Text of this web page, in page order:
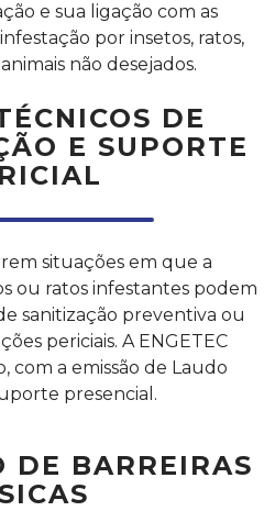
e sua ligação com as
por insetos, ratos,
não desejados.
DE
E SUPORTE
situações em que a
ou ratos infestantes podem
sanitização preventiva ou
periciais. A ENGETEC
com a emissão de Laudo
presencial.
DE BARREIRAS